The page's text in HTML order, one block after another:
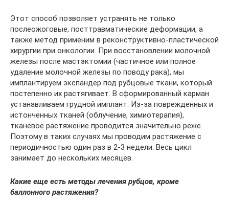
Этот способ позволяет устранять не только
послеожоговые, посттравматические деформации, а
также метод применим в реконструктивно-пластической
хирургии при онкологии. При восстановлении молочной
железы после мастэктомии (частичное или полное
удаление молочной железы по поводу рака), мы
имплантируем экспандер под рубцовые ткани, который
постепенно их растягивает. В сформированный карман
устанавливаем грудной имплант. Из-за поврежденных и
истонченных тканей (облучение, химиотерапия),
тканевое растяжение проводится значительно реже.
Поэтому в таких случаях мы проводим растяжение с
периодичностью один раз в 2-3 недели. Весь цикл
занимает до нескольких месяцев.
Какие еще есть методы лечения рубцов, кроме
баллонного растяжения?